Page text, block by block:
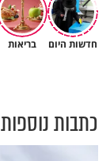
חדשות היום בריאות
עם ישראל נמשל
כתבות נוספות